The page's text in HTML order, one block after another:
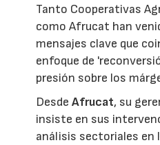
Tanto Cooperativas
como Afrucat han
mensajes clave que
enfoque de
presión sobre los
DesdeAfrucat, su
insiste en sus
análisis sectoriales en